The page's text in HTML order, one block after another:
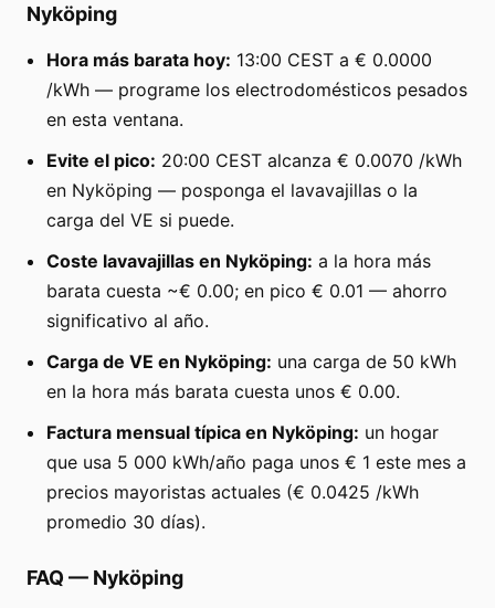
Nyköping
Hora más barata hoy: 13:00 CEST a € 0.0000
/kWh — programe los electrodomésticos pesados
en esta ventana.
Evite el pico: 20:00 CEST alcanza € 0.0070 /kWh
en Nyköping — posponga el lavavajillas o la
carga del VE si puede.
Coste lavavajillas en Nyköping: a la hora más
barata cuesta ~€ 0.00; en pico € 0.01 — ahorro
significativo al año.
Carga de VE en Nyköping: una carga de 50 kWh
en la hora más barata cuesta unos € 0.00.
Factura mensual típica en Nyköping: un hogar
que usa 5 000 kWh/año paga unos € 1 este mes a
precios mayoristas actuales (€ 0.0425 /kWh
promedio 30 días).
FAQ — Nyköping